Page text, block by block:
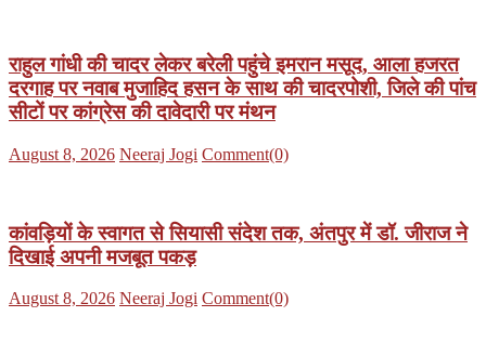
राहुल गांधी की चादर लेकर बरेली पहुंचे इमरान मसूद, आला हजरत
दरगाह पर नवाब मुजाहिद हसन के साथ की चादरपोशी, जिले की पांच
सीटों पर कांग्रेस की दावेदारी पर मंथन
Posted
August 8, 2026 Author
Neeraj Jogi Comment(0)
कांवड़ियों के स्वागत से सियासी संदेश तक, अंतपुर में डॉ. जीराज ने
दिखाई अपनी मजबूत पकड़
Posted
August 8, 2026 Author
Neeraj Jogi Comment(0)